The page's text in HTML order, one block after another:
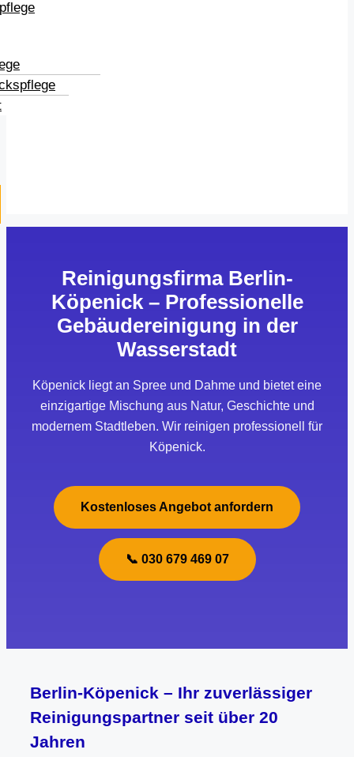
Reinigungsfirma Berlin-
Köpenick – Professionelle
Gebäudereinigung in der
Wasserstadt
Köpenick liegt an Spree und Dahme und bietet eine
einzigartige Mischung aus Natur, Geschichte und
modernem Stadtleben. Wir reinigen professionell für
Köpenick.
Kostenloses Angebot anfordern
📞 030 679 469 07
Berlin-Köpenick – Ihr zuverlässiger
Reinigungspartner seit über 20
Jahren